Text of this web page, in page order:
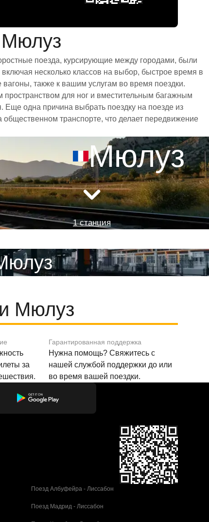
поезда, курсирующие между городами, были
несколько классов на выбор, быстрое время в
также к вашим услугам во время поездки.
для ног и вместительным багажным
одна причина выбрать поездку на поезде из
транспорте, что делает передвижение
Мюлуз
1 станция
Мюлуз
за
Гарантированная поддержка
Нужна помощь? Свяжитесь с
нашей службой поддержки до или
во время вашей поездки.
Поезд Албуфейра - Лиссабон
Поезд Мадрид - Лиссабон